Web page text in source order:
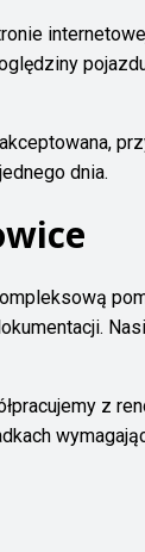
dnia.
z